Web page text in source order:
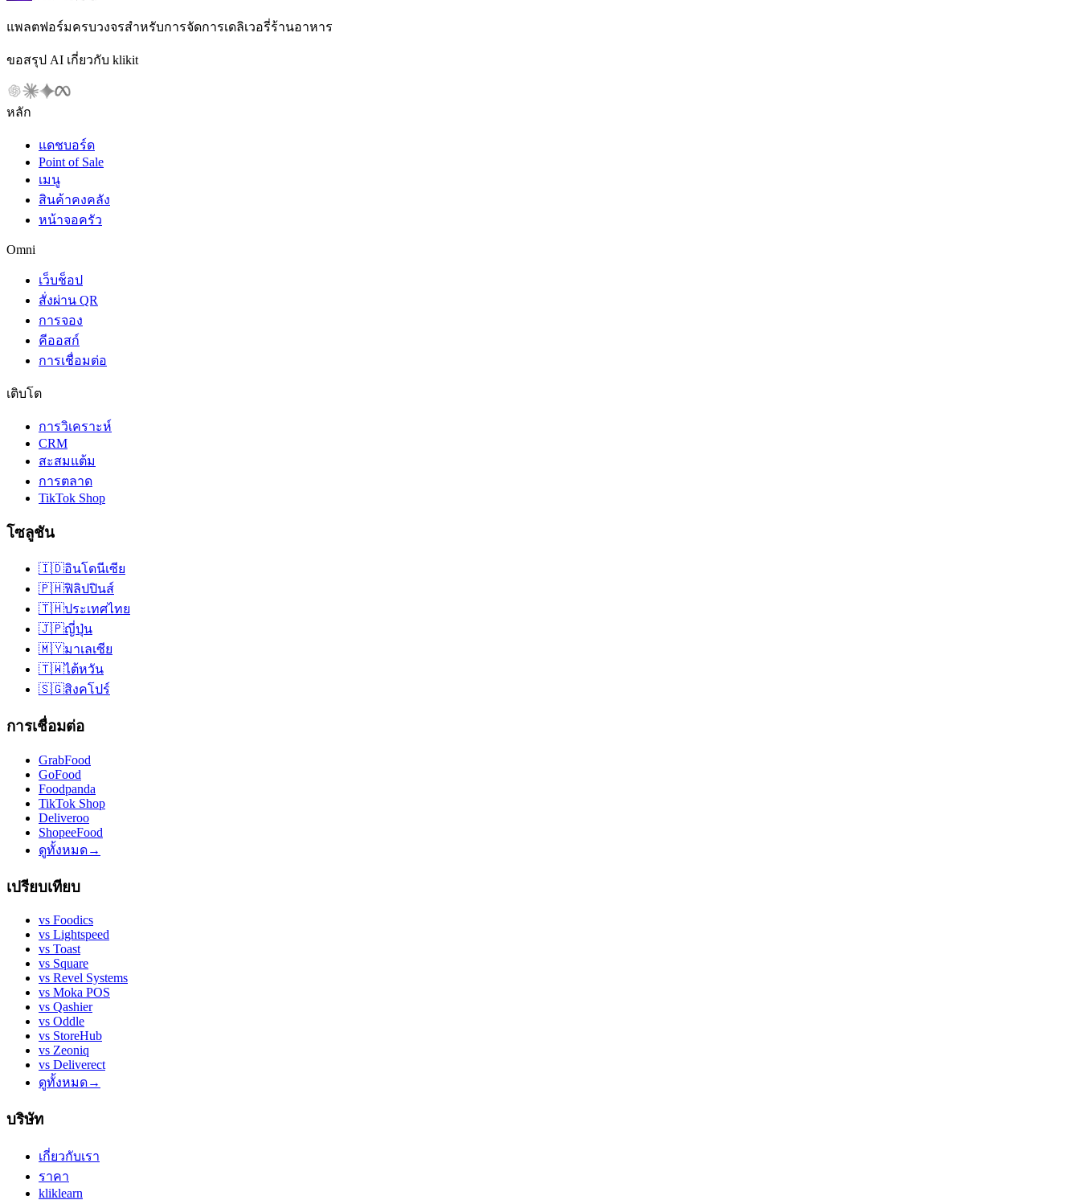
แพลตฟอร์มครบวงจรสำหรับการจัดการเดลิเวอรี่ร้านอาหาร
ขอสรุป AI เกี่ยวกับ klikit
หลัก
แดชบอร์ด
Point of Sale
เมนู
สินค้าคงคลัง
หน้าจอครัว
Omni
เว็บช็อป
สั่งผ่าน QR
การจอง
คีออสก์
การเชื่อมต่อ
เติบโต
การวิเคราะห์
CRM
สะสมแต้ม
การตลาด
TikTok Shop
โซลูชัน
🇮🇩อินโดนีเซีย
🇵🇭ฟิลิปปินส์
🇹🇭ประเทศไทย
🇯🇵ญี่ปุ่น
🇲🇾มาเลเซีย
🇹🇼ไต้หวัน
🇸🇬สิงคโปร์
การเชื่อมต่อ
GrabFood
GoFood
Foodpanda
TikTok Shop
Deliveroo
ShopeeFood
ดูทั้งหมด→
เปรียบเทียบ
vs Foodics
vs Lightspeed
vs Toast
vs Square
vs Revel Systems
vs Moka POS
vs Qashier
vs Oddle
vs StoreHub
vs Zeoniq
vs Deliverect
ดูทั้งหมด→
บริษัท
เกี่ยวกับเรา
ราคา
kliklearn